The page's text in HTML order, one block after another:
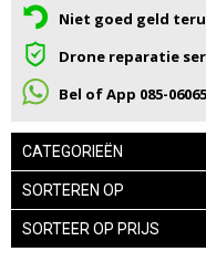
Niet goed geld
Drone reparatie
Bel of App 085-
CATEGORIEËN
SORTEREN OP
SORTEER OP PRIJS